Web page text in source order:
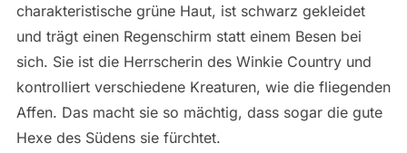
charakteristische grüne Haut, ist schwarz gekleidet
und trägt einen Regenschirm statt einem Besen bei
sich. Sie ist die Herrscherin des Winkie Country und
kontrolliert verschiedene Kreaturen, wie die fliegenden
Affen. Das macht sie so mächtig, dass sogar die gute
Hexe des Südens sie fürchtet.